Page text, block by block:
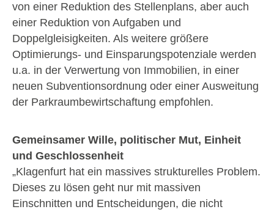
von einer Reduktion des Stellenplans, aber auch
einer Reduktion von Aufgaben und
Doppelgleisigkeiten. Als weitere größere
Optimierungs- und Einsparungspotenziale werden
u.a. in der Verwertung von Immobilien, in einer
neuen Subventionsordnung oder einer Ausweitung
der Parkraumbewirtschaftung empfohlen.
Gemeinsamer Wille, politischer Mut, Einheit
und Geschlossenheit
„Klagenfurt hat ein massives strukturelles Problem.
Dieses zu lösen geht nur mit massiven
Einschnitten und Entscheidungen, die nicht